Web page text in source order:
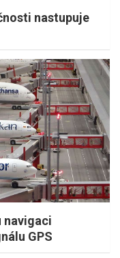
nastupuje
navigaci
GPS